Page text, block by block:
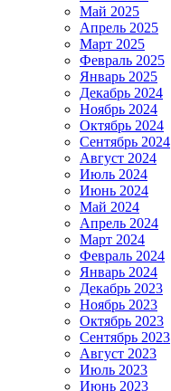
Май 2025
Апрель 2025
Март 2025
Февраль 2025
Январь 2025
Декабрь 2024
Ноябрь 2024
Октябрь 2024
Сентябрь 2024
Август 2024
Июль 2024
Июнь 2024
Май 2024
Апрель 2024
Март 2024
Февраль 2024
Январь 2024
Декабрь 2023
Ноябрь 2023
Октябрь 2023
Сентябрь 2023
Август 2023
Июль 2023
Июнь 2023